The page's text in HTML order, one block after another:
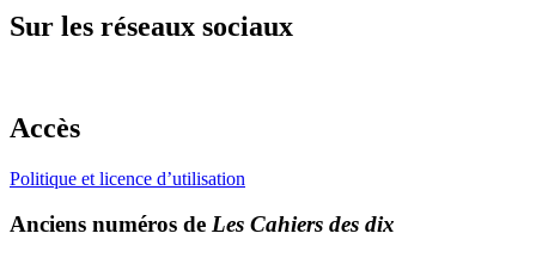
Sur les réseaux sociaux
Accès
Politique et licence d’utilisation
Anciens numéros de Les Cahiers des dix